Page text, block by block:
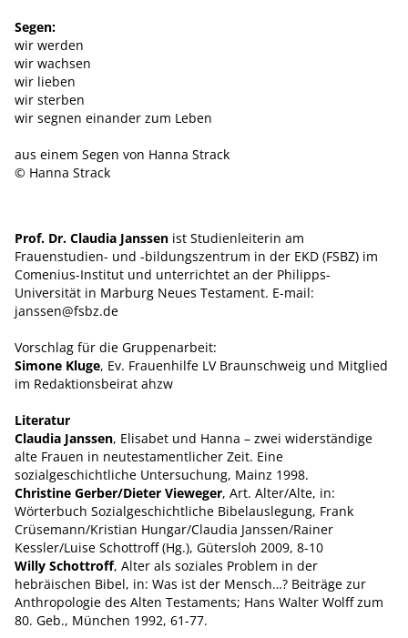
Segen:
wir werden
wir wachsen
wir lieben
wir sterben
wir segnen einander zum Leben
aus einem Segen von Hanna Strack
© Hanna Strack
Prof. Dr. Claudia Janssen ist Studienleiterin am
Frauenstudien- und -bildungszentrum in der EKD (FSBZ) im
Comenius-Institut und unterrichtet an der Philipps-
Universität in Marburg Neues Testament. E-mail:
janssen@fsbz.de
Vorschlag für die Gruppenarbeit:
Simone Kluge, Ev. Frauenhilfe LV Braunschweig und Mitglied
im Redaktionsbeirat ahzw
Literatur
Claudia Janssen, Elisabet und Hanna – zwei widerständige
alte Frauen in neutestamentlicher Zeit. Eine
sozialgeschichtliche Untersuchung, Mainz 1998.
Christine Gerber/Dieter Vieweger, Art. Alter/Alte, in:
Wörterbuch Sozialgeschichtliche Bibelauslegung, Frank
Crüsemann/Kristian Hungar/Claudia Janssen/Rainer
Kessler/Luise Schottroff (Hg.), Gütersloh 2009, 8-10
Willy Schottroff, Alter als soziales Problem in der
hebräischen Bibel, in: Was ist der Mensch…? Beiträge zur
Anthropologie des Alten Testaments; Hans Walter Wolff zum
80. Geb., München 1992, 61-77.